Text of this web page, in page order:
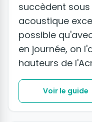
succèdent
acoustique
possible
en journée, on
hauteurs de
Voir le guide